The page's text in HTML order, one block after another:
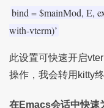
bind = $mainMod, E,
with-vterm)’
此设置可快速开启
操作，我会转用kitty
在Emacs会话中快速